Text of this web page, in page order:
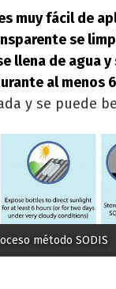
muy fácil de
se
llena de agua y
al menos
y se puede
método SODIS